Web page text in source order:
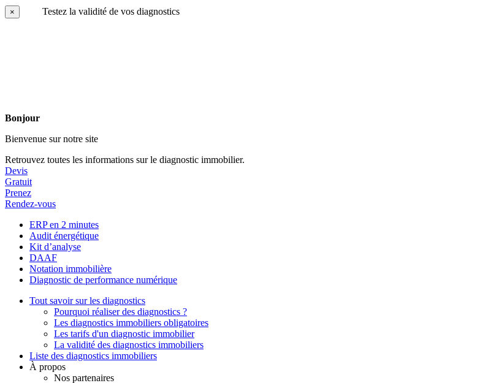
× Testez la validité de vos diagnostics
Bonjour
Bienvenue sur notre site
Retrouvez toutes les informations sur le diagnostic immobilier.
Devis
Gratuit
Prenez
Rendez-vous
ERP en 2 minutes
Audit énergétique
Kit d’analyse
DAAF
Notation immobilière
Diagnostic de performance numérique
Tout savoir sur les diagnostics
Pourquoi réaliser des diagnostics ?
Les diagnostics immobiliers obligatoires
Les tarifs d'un diagnostic immobilier
La validité des diagnostics immobiliers
Liste des diagnostics immobiliers
À propos
Nos partenaires